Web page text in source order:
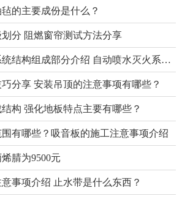
的主要成份是什么？
分 阻燃窗帘测试方法分享
构组成部分介绍 自动喷水灭火系统分类分享
分享 安装吊顶的注意事项有哪些？
构 强化地板特点主要有哪些？
有哪些？吸音板的施工注意事项介绍
腈为9500元
事项介绍 止水带是什么东西？